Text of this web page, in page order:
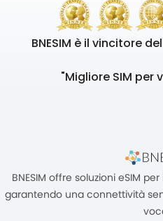
BNESIM è il vincitore
"Migliore SIM per
BNESIM offre soluzioni eSIM
garantendo una connettività